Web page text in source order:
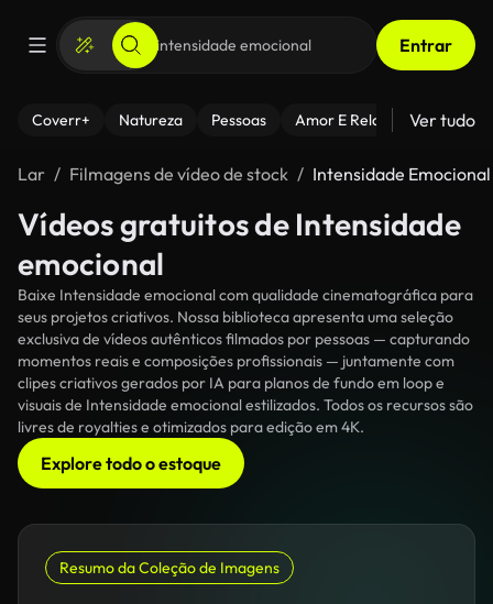
Entrar
Coverr+ Natureza Pessoas Amor E Relacionamentos
Ver tudo
Lar Filmagens de vídeo de stock Intensidade Emocional
Vídeos gratuitos de Intensidade
emocional
Baixe Intensidade emocional com qualidade cinematográfica para
seus projetos criativos. Nossa biblioteca apresenta uma seleção
exclusiva de vídeos autênticos filmados por pessoas — capturando
momentos reais e composições profissionais — juntamente com
clipes criativos gerados por IA para planos de fundo em loop e
visuais de Intensidade emocional estilizados. Todos os recursos são
livres de royalties e otimizados para edição em 4K.
Explore todo o estoque
Resumo da Coleção de Imagens